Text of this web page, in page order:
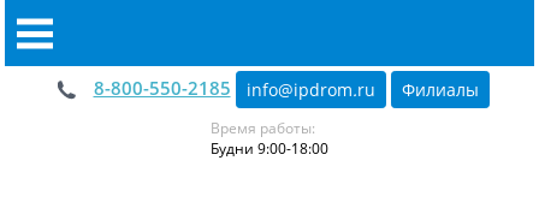
8-800-550-2185 info@ipdrom.ru Филиалы
Время работы:
Будни 9:00-18:00